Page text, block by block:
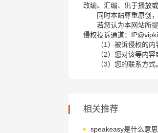
改编、汇编、出于播放
同时本站尊重原创
若您认为本网站所
侵权投诉通道：
（1）被诉侵权的内
（2）您对该等内
（3）您的联系方
相关推荐